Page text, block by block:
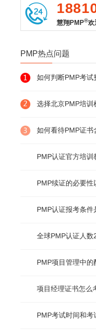
慧翔PMP®欢
PMP热点问题
如何判断PMP考试
选择北京PMP培
如何看待PMP证书
PMP续证的必要性
全球PMP认证人数
项目经理证书怎么
PMP考试时间和考